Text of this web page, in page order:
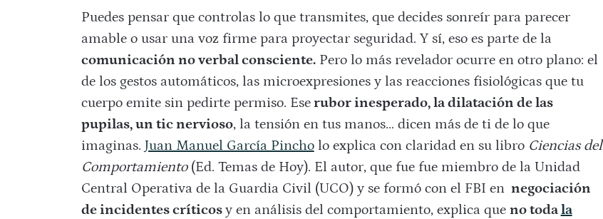
Puedes pensar que controlas lo que transmites, que decides sonreír para parecer
amable o usar una voz firme para proyectar seguridad. Y sí, eso es parte de la
comunicación no verbal consciente.Pero lo más revelador ocurre en otro plano: el
de los gestos automáticos, las microexpresiones y las reacciones fisiológicas que tu
cuerpo emite sin pedirte permiso. Eserubor inesperado, la dilatación de las
pupilas, un tic nervioso, la tensión en tus manos… dicen más de ti de lo que
imaginas. Juan Manuel García Pincholo explica con claridad en su libro Ciencias del
Comportamiento(Ed. Temas de Hoy). El autor, que fue fue miembro de la Unidad
Central Operativa de la Guardia Civil (UCO) y se formó con el FBI en negociación
de incidentes críticosy en análisis del comportamiento, explica que no todala